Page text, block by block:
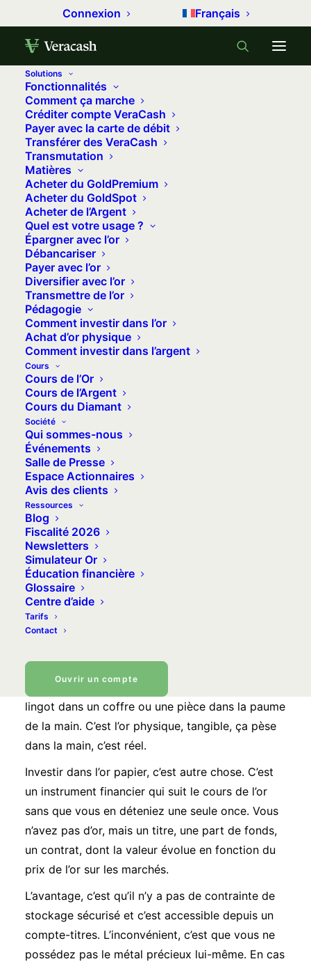
Connexion Français
Solutions
Fonctionnalités
Comment ça marche
Créditer compte VeraCash
Payer avec la carte de débit
Transférer des VeraCash
Transmutation
Matières
Acheter du GoldPremium
Acheter du GoldSpot
Acheter de l’Argent
Quel est votre usage ?
Épargner avec l’or
Débancariser
Payer avec l’or
Diversifier avec l’or
Transmettre de l’or
Pédagogie
Comment investir dans l’or
Achat d’or physique
Comment investir dans l’argent
Cours
Cours de l’Or
Cours de l’Argent
Cours du Diamant
Société
Qui sommes-nous
Événements
Salle de Presse
Espace Actionnaires
Avis des clients
Ressources
Blog
Fiscalité 2026
Newsletters
Simulateur Or
Éducation financière
Glossaire
Centre d’aide
Tarifs
Contact
Ouvrir un compte
Accueil
Comment investir dans l’or ?
Comment investir dans l’or papier ?
ETF ou ETC or : quelles différences ?
ETF ou ETC or : quelles différences ?
Vous entendez parler d' »ETF or » partout… Sauf
que la plupart du temps, ce qu’on appelle ainsi
n’est pas vraiment un ETF. Cet article démêle la
confusion entre ETF et ETC, explique comment
ces instruments financiers fonctionnent, et vous
aide à comprendre ce que vous détenez quand
vous investissez dans l’or papier.
Ce contenu est publié à titre d’information. Il ne
constitue pas un conseil d’investissement. Seuls
les Conseillers en Investissement Financiers (CIF)
sont habilités à conseiller les investisseurs.
Acheter de l'or
L'or papier, c'est quoi ?
Quand on parle d’or, on imagine volontiers un
lingot dans un coffre ou une pièce dans la paume
de la main. C’est l’or physique, tangible, ça pèse
dans la main, c’est réel.
Investir dans l’or papier, c’est autre chose. C’est
un instrument financier qui suit le cours de l’or
sans que vous en déteniez une seule once. Vous
n’avez pas d’or, mais un titre, une part de fonds,
un contrat, dont la valeur évolue en fonction du
prix de l’or sur les marchés.
L’avantage, c’est qu’il n’y a pas de contrainte de
stockage sécurisé et c’est accessible depuis un
compte-titres. L’inconvénient, c’est que vous ne
possédez pas le métal précieux lui-même. En cas